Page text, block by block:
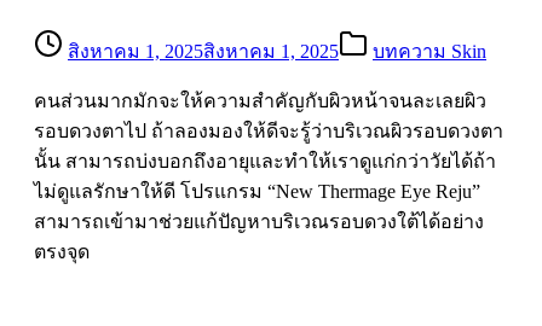
สิงหาคม 1, 2025สิงหาคม 1, 2025 บทความ Skin
คนส่วนมากมักจะให้ความสำคัญกับผิวหน้าจนละเลยผิว
รอบดวงตาไป ถ้าลองมองให้ดีจะรู้ว่าบริเวณผิวรอบดวงตา
นั้น สามารถบ่งบอกถึงอายุและทำให้เราดูแก่กว่าวัยได้ถ้า
ไม่ดูแลรักษาให้ดี โปรแกรม “New Thermage Eye Reju”
สามารถเข้ามาช่วยแก้ปัญหาบริเวณรอบดวงใต้ได้อย่าง
ตรงจุด